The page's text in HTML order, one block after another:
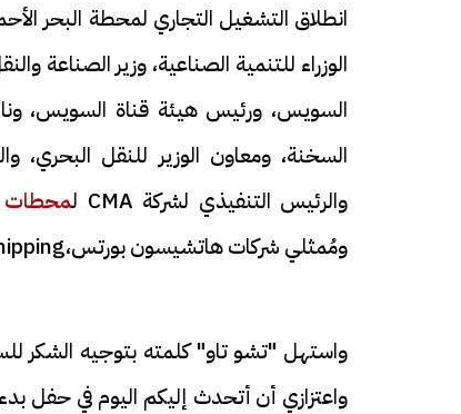
انطلاق التشغيل التجاري لمحطة البحر
الوزراء للتنمية الصناعية، وزير الصناعة
السويس، ورئيس هيئة قناة السويس،
السخنة، ومعاون الوزير للنقل البحري،
والرئيس التنفيذي لشركة CMA ل
محطات
ومُمثلي شركات هاتشيسون بورتس،CMA ، COSCO Shipping.
واستهل "تشو تاو" كلمته بتوجيه الشكر
واعتزازي أن أتحدث إليكم اليوم في حفل